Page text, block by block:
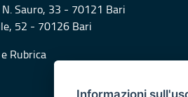
Sauro, 33 - 70121 Bari
52 - 70126 Bari
e Rubrica
Informazioni